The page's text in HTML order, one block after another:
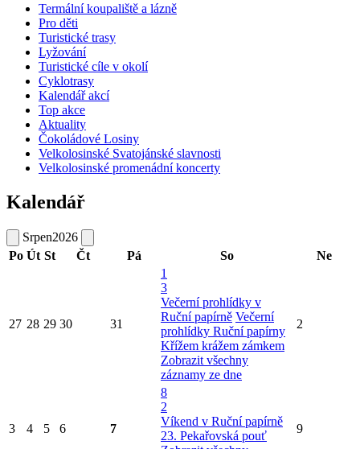
Termální koupaliště a lázně
Pro děti
Turistické trasy
Lyžování
Turistické cíle v okolí
Cyklotrasy
Kalendář akcí
Top akce
Aktuality
Čokoládové Losiny
Velkolosinské Svatojánské slavnosti
Velkolosinské promenádní koncerty
Kalendář
Srpen2026
Po Út St Čt Pá So Ne
27 28 29 30 31
1
3
Večerní prohlídky v
Ruční papírně Večerní
prohlídky Ruční papírny
Křížem krážem zámkem
Zobrazit všechny
záznamy ze dne
2
3 4 5 6 7
8
2
Víkend v Ruční papírně
23. Pekařovská pouť
9